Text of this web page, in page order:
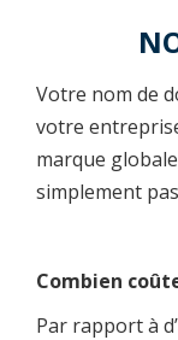
Votre nom de
votre
marque
simplement
Combien
Par rapport à